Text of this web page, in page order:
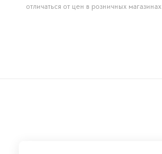
отличаться от цен в розничных магазинах